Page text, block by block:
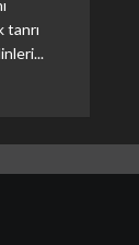
tanrı